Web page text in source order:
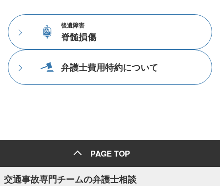
後遺障害
脊髄損傷
弁護士費用特約について
PAGE TOP
交通事故専門チームの弁護士相談